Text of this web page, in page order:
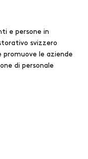
e persone in
svizzero
le aziende
di personale